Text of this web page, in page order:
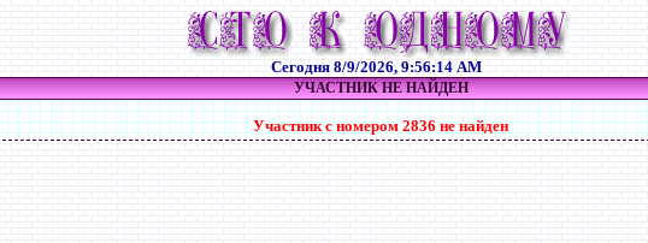
Сегодня 8/9/2026, 9:56:14 AM
УЧАСТНИК НЕ НАЙДЕН
Участник с номером 2836 не найден